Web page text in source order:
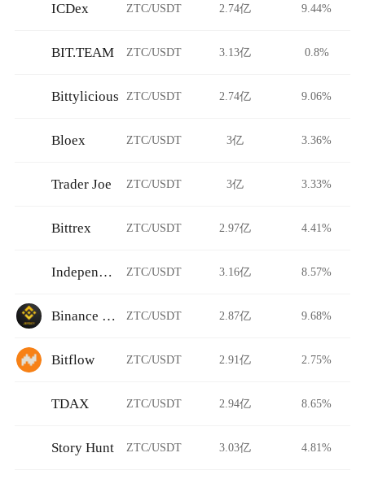
ICDex ZTC/USDT 2.74亿 9.44%
BIT.TEAM ZTC/USDT 3.13亿 0.8%
Bittylicious ZTC/USDT 2.74亿 9.06%
Bloex ZTC/USDT 3亿 3.36%
Trader Joe ZTC/USDT 3亿 3.33%
Bittrex ZTC/USDT 2.97亿 4.41%
Independent Reserve ZTC/USDT 3.16亿 8.57%
Binance Jersey ZTC/USDT 2.87亿 9.68%
Bitflow ZTC/USDT 2.91亿 2.75%
TDAX ZTC/USDT 2.94亿 8.65%
Story Hunt ZTC/USDT 3.03亿 4.81%